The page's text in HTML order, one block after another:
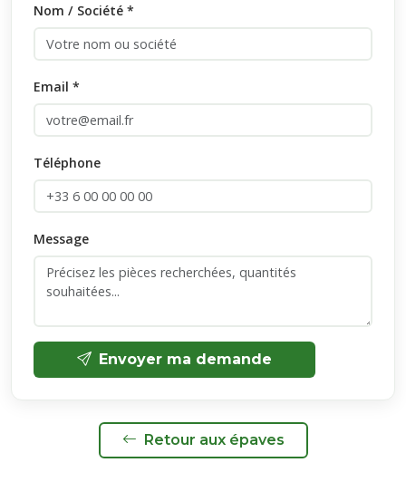
Nom / Société *
Email *
Téléphone
Message
Envoyer ma demande
Retour aux épaves